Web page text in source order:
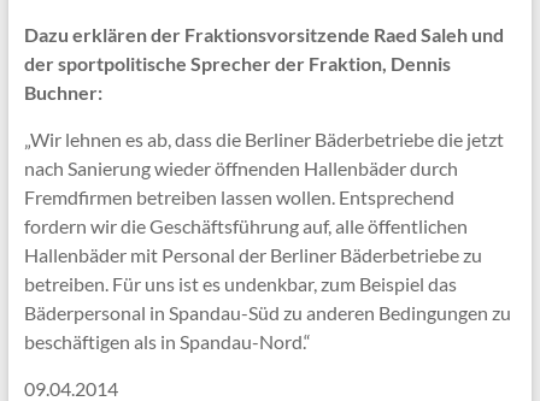
Dazu erklären der Fraktionsvorsitzende Raed Saleh und
der sportpolitische Sprecher der Fraktion, Dennis
Buchner:
„Wir lehnen es ab, dass die Berliner Bäderbetriebe die jetzt
nach Sanierung wieder öffnenden Hallenbäder durch
Fremdfirmen betreiben lassen wollen. Entsprechend
fordern wir die Geschäftsführung auf, alle öffentlichen
Hallenbäder mit Personal der Berliner Bäderbetriebe zu
betreiben. Für uns ist es undenkbar, zum Beispiel das
Bäderpersonal in Spandau-Süd zu anderen Bedingungen zu
beschäftigen als in Spandau-Nord.“
09.04.2014